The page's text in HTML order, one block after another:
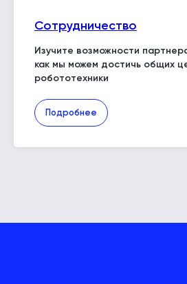
Сотрудничество
Изучите возможности
как мы можем достичь общих
робототехники
Подробнее